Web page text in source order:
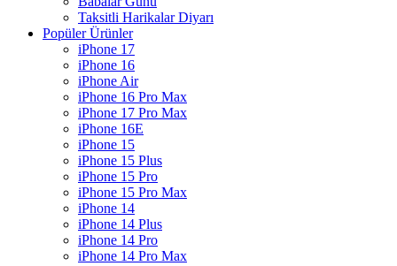
Taksitli Harikalar Diyarı
Popüler Ürünler
iPhone 17
iPhone 16
iPhone Air
iPhone 16 Pro Max
iPhone 17 Pro Max
iPhone 16E
iPhone 15
iPhone 15 Plus
iPhone 15 Pro
iPhone 15 Pro Max
iPhone 14
iPhone 14 Plus
iPhone 14 Pro
iPhone 14 Pro Max